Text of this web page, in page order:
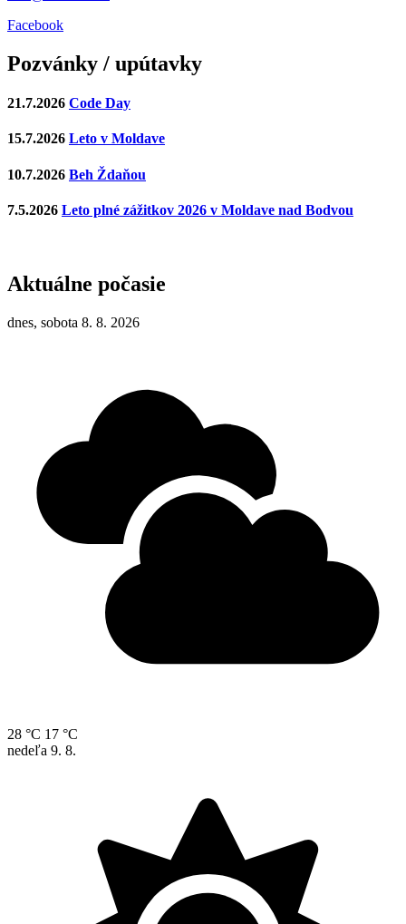
Facebook
Pozvánky / upútavky
21.7.2026 Code Day
15.7.2026 Leto v Moldave
10.7.2026 Beh Ždaňou
7.5.2026 Leto plné zážitkov 2026 v Moldave nad Bodvou
Aktuálne počasie
dnes, sobota 8. 8. 2026
28 °C 17 °C
nedeľa 9. 8.